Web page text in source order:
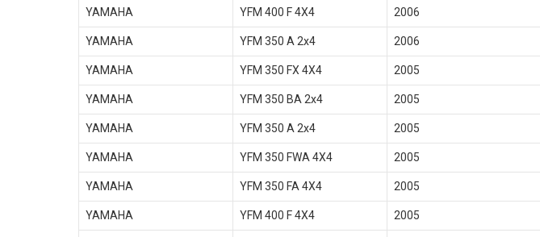
YAMAHA YFM 400 F 4X4 2006
YAMAHA YFM 350 A 2x4 2006
YAMAHA YFM 350 FX 4X4 2005
YAMAHA YFM 350 BA 2x4 2005
YAMAHA YFM 350 A 2x4 2005
YAMAHA YFM 350 FWA 4X4 2005
YAMAHA YFM 350 FA 4X4 2005
YAMAHA YFM 400 F 4X4 2005